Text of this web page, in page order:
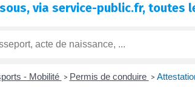
via service-public.fr, toutes
- Mobilité > Permis de conduire >